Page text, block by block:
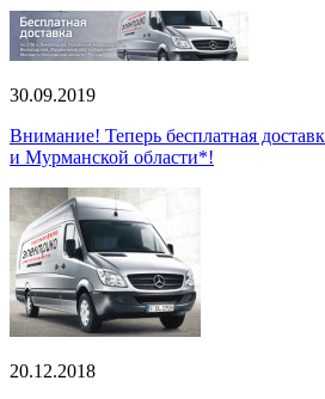
30.09.2019
Внимание! Теперь бесплатная
и Мурманской области*!
20.12.2018